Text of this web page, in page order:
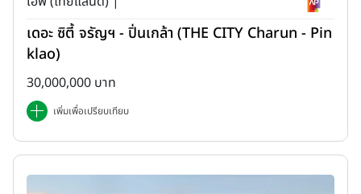
เดอะ ซิตี้ จรัญฯ - ปิ่นเกล้า (THE CITY Charun - Pin
klao)
30,000,000 บาท
เพิ่มเพื่อเปรียบเทียบ